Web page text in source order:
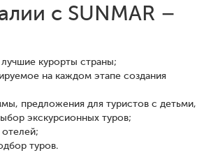
с SUNMAR –
курорты страны;
на каждом этапе создания
предложения для туристов с детьми,
экскурсионных туров;
туров.